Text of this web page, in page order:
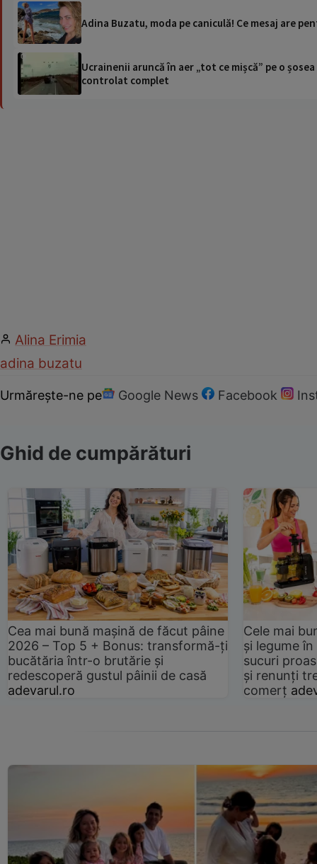
Adina Buzatu, moda pe caniculă! Ce mesaj are
Ucrainenii aruncă în aer „tot ce mișcă” pe o
controlat complet
Alina Erimia
adina buzatu
Urmărește-ne pe Google News Facebook
Ghid de cumpărături
Cea mai bună mașină de făcut pâine
2026 – Top 5 + Bonus: transformă-ți
bucătăria într-o brutărie și
redescoperă gustul pâinii de casă
adevarul.ro
Cele mai
și legume
sucuri
și renunți
comerț